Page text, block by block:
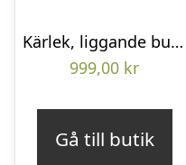
Kärlek, liggande bukett
999,00 kr
Gå till butik